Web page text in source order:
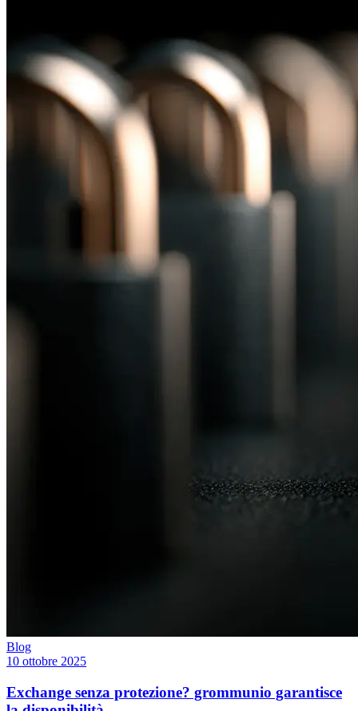
Blog
10 ottobre 2025
Exchange senza protezione? grommunio garantisce